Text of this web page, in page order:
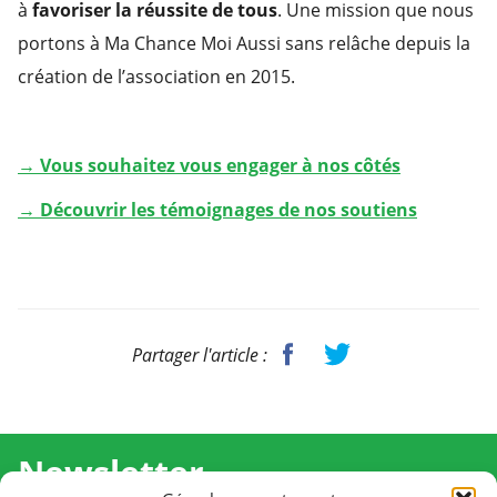
à favoriser la réussite de tous. Une mission que nous
portons à Ma Chance Moi Aussi sans relâche depuis la
création de l’association en 2015.
→ Vous souhaitez vous engager à nos côtés
→ Découvrir les témoignages de nos soutiens
Partager l'article :
Newsletter